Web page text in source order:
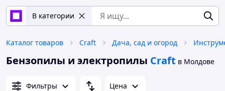
В категории
Каталог товаров Craft Дача, сад и огород
Бензопилы и электропилы Craft в Молдове
Фильтры Цена